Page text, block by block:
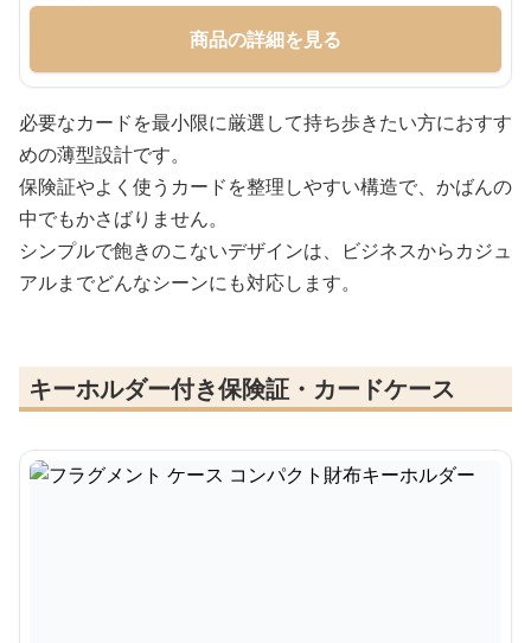
商品の詳細を見る
必要なカードを最小限に厳選して持ち歩きたい方におすす
めの薄型設計です。
保険証やよく使うカードを整理しやすい構造で、かばんの
中でもかさばりません。
シンプルで飽きのこないデザインは、ビジネスからカジュ
アルまでどんなシーンにも対応します。
キーホルダー付き保険証・カードケース